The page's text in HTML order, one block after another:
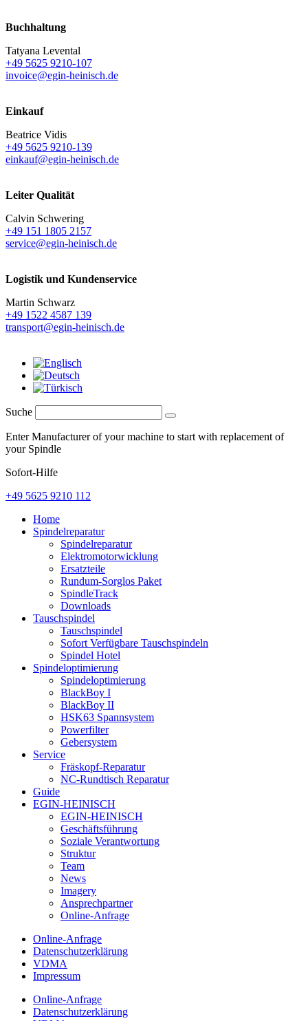
Buchhaltung
Tatyana Levental
+49 5625 9210-107
invoice@egin-heinisch.de
Einkauf
Beatrice Vidis
+49 5625 9210-139
einkauf@egin-heinisch.de
Leiter Qualität
Calvin Schwering
+49 151 1805 2157
service@egin-heinisch.de
Logistik und Kundenservice
Martin Schwarz
+49 1522 4587 139
transport@egin-heinisch.de
Suche
Enter Manufacturer of your machine to start with replacement of
your Spindle
Sofort-Hilfe
+49 5625 9210 112
Home
Spindelreparatur
Spindelreparatur
Elektromotorwicklung
Ersatzteile
Rundum-Sorglos Paket
SpindleTrack
Downloads
Tauschspindel
Tauschspindel
Sofort Verfügbare Tauschspindeln
Spindel Hotel
Spindeloptimierung
Spindeloptimierung
BlackBoy I
BlackBoy II
HSK63 Spannsystem
Powerfilter
Gebersystem
Service
Fräskopf-Reparatur
NC-Rundtisch Reparatur
Guide
EGIN-HEINISCH
EGIN-HEINISCH
Geschäftsführung
Soziale Verantwortung
Struktur
Team
News
Imagery
Ansprechpartner
Online-Anfrage
Online-Anfrage
Datenschutzerklärung
VDMA
Impressum
Online-Anfrage
Datenschutzerklärung